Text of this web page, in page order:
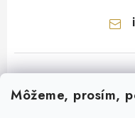
Môžeme, prosím,